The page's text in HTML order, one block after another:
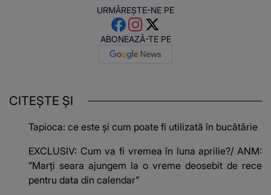
URMĂREȘTE-NE PE
ABONEAZĂ-TE PE
CITEȘTE ȘI
Tapioca: ce este și cum poate fi utilizată în bucătărie
EXCLUSIV: Cum va fi vremea în luna aprilie?/ ANM:
”Marți seara ajungem la o vreme deosebit de rece
pentru data din calendar”